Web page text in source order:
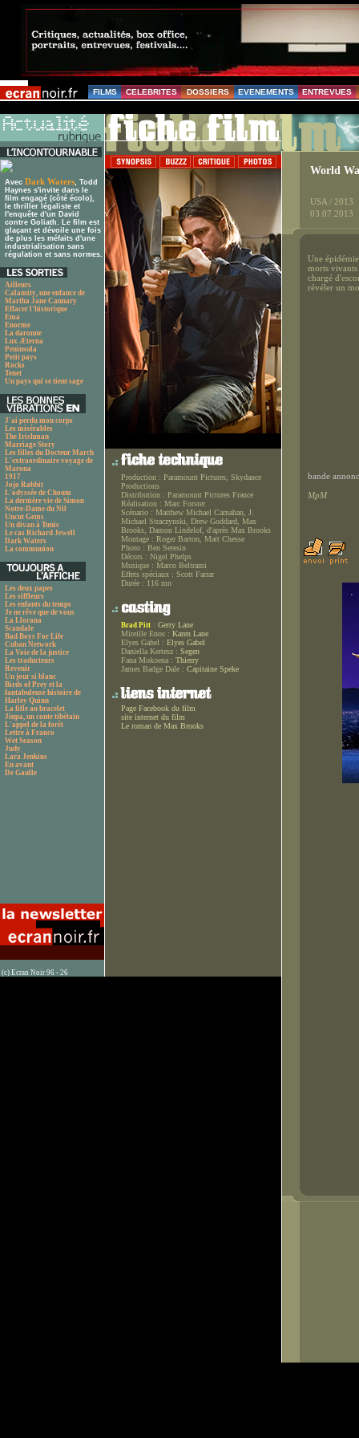
FILMS CELEBRITES DOSSIERS EVENEMENTS ENTREVUES
Avec Dark Waters, Todd
Haynes s'invite dans le
film engagé (côté écolo),
le thriller légaliste et
l'enquête d'un David
contre Goliath. Le film est
glaçant et dévoile une fois
de plus les méfaits d'une
industrialisation sans
régulation et sans normes.
Ailleurs
Calamity, une enfance de
Martha Jane Cannary
Effacer l'historique
Ema
Enorme
La daronne
Lux Æterna
Peninsula
Petit pays
Rocks
Tenet
Un pays qui se tient sage
J'ai perdu mon corps
Les misérables
The Irishman
Marriage Story
Les filles du Docteur March
L'extraordinaire voyage de
Marona
1917
Jojo Rabbit
L'odyssée de Choum
La dernière vie de Simon
Notre-Dame du Nil
Uncut Gems
Un divan à Tunis
Le cas Richard Jewell
Dark Waters
La communion
Les deux papes
Les siffleurs
Les enfants du temps
Je ne rêve que de vous
La Llorana
Scandale
Bad Boys For Life
Cuban Network
La Voie de la justice
Les traducteurs
Revenir
Un jour si blanc
Birds of Prey et la
fantabuleuse histoire de
Harley Quinn
La fille au bracelet
Jinpa, un conte tibétain
L'appel de la forêt
Lettre à Franco
Wet Season
Judy
Lara Jenkins
En avant
De Gaulle
(c) Ecran Noir 96 - 26
Production : Paramount Pictures, Skydance
Productions
Distribution : Paramount Pictures France
Réalisation : Marc Forster
Scénario : Matthew Michael Carnahan, J.
Michael Straczynski, Drew Goddard, Max
Brooks, Damon Lindelof, d'après Max Brooks
Montage : Roger Barton, Matt Chesse
Photo : Ben Seresin
Décors : Nigel Phelps
Musique : Marco Beltrami
Effets spéciaux : Scott Farrar
Durée : 116 mn
Brad Pitt : Gerry Lane
Mireille Enos : Karen Lane
Elyes Gabel : Elyes Gabel
Daniella Kertesz : Segen
Fana Mokoena : Thierry
James Badge Dale : Capitaine Speke
Page Facebook du film
site internet du film
Le roman de Max Brooks
World
USA / 2013
03.07.2013
Une
morts vivants
chargé
révéler un
bande
MpM